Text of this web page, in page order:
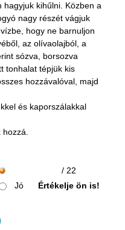
kihűlni. Közben a
nagy részét vágjuk
hogy ne barnuljon
az olívaolajból, a
sózva, borsozva
tonhalat tépjük kis
hozzávalóval, majd
és kaporszálakkal
/ 22
Jó Értékelje ön is!